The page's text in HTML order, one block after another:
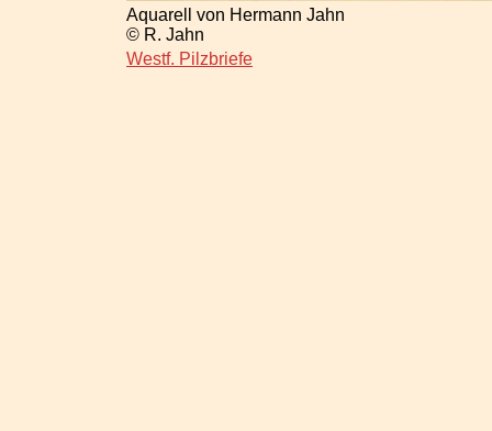
Aquarell von Hermann Jahn
© R. Jahn
Westf. Pilzbriefe